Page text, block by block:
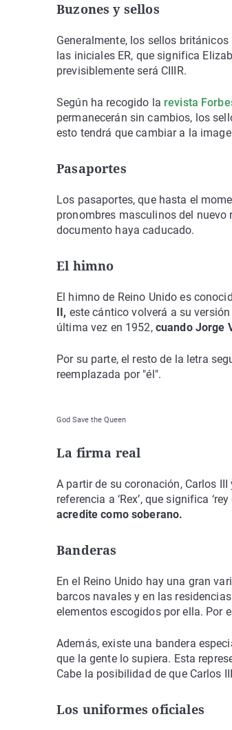
Buzones y sellos
Generalmente, los sellos
las iniciales ER, que significa
previsiblemente será CIIIR.
Según ha recogido la revista
permanecerán sin cambios, los
esto tendrá que cambiar a la
Pasaportes
Los pasaportes, que hasta el
pronombres masculinos del nuevo
documento haya caducado.
El himno
El himno de Reino Unido es
II, este cántico volverá a su
última vez en 1952,cuando Jorge
Por su parte, el resto de la letra
reemplazada por "él".
God Save the Queen
La firma real
A partir de su coronación, Carlos
referencia a ‘Rex’, que significa
acredite como soberano.
Banderas
En el Reino Unido hay una gran
barcos navales y en las
elementos escogidos por ella. Por
Además, existe una bandera
que la gente lo supiera. Esta
Cabe la posibilidad de que Carlos
Los uniformes oficiales